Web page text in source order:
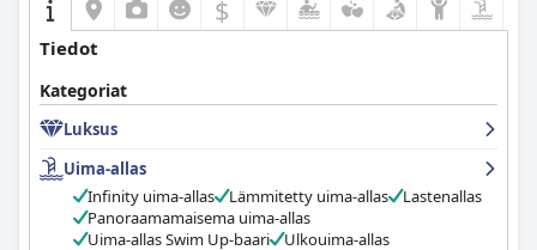
siivoukseen täyttääkseen täysin viiden tähden kokemuksen
korkeat odotukset.
$
Tiedot
Kategoriat
Luksus
Uima-allas
Infinity uima-allas
Lämmitetty uima-allas
Lastenallas
Panoraamamaisema uima-allas
Uima-allas Swim Up-baari
Ulkouima-allas